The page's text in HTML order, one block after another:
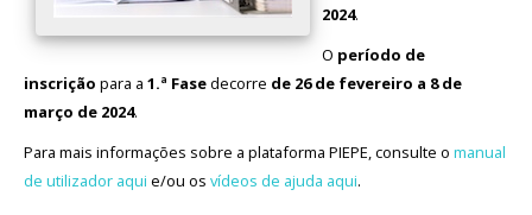
2024.
O período de
inscrição para a 1.ª Fasedecorre de 26 de fevereiro a 8 de
março de 2024.
Para mais informações sobre a plataforma PIEPE, consulte o manual
de utilizador aqui e/ou os vídeos de ajuda aqui.